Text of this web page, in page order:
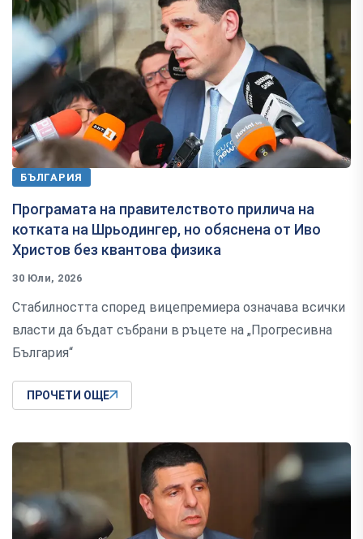
БЪЛГАРИЯ
Програмата на правителството прилича на
котката на Шрьодингер, но обяснена от Иво
Христов без квантова физика
30 Юли, 2026
Стабилността според вицепремиера означава всички
власти да бъдат събрани в ръцете на „Прогресивна
България“
ПРОЧЕТИ ОЩЕ